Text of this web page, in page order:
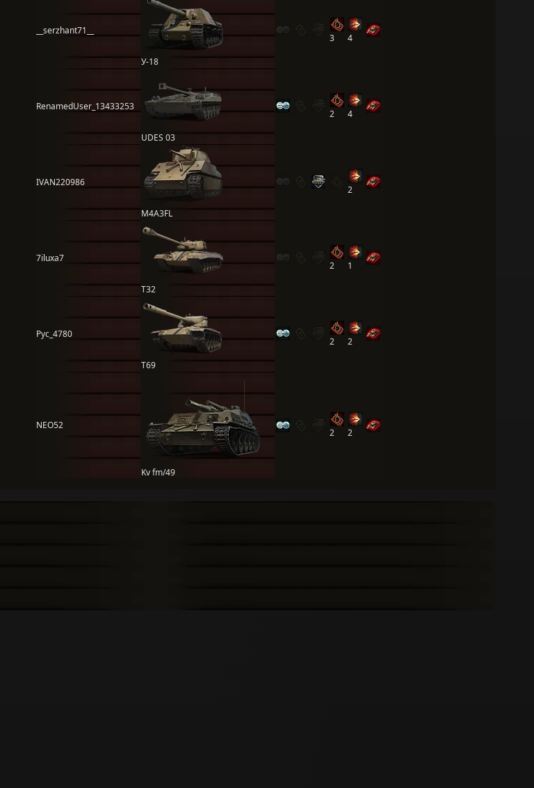
__serzhant71__
У-18
3 4
RenamedUser_13433253
UDES 03
2 4
IVAN220986
M4A3FL
2
7iluxa7
T32
2 1
Pyc_4780
T69
2 2
NEO52
Kv fm/49
2 2